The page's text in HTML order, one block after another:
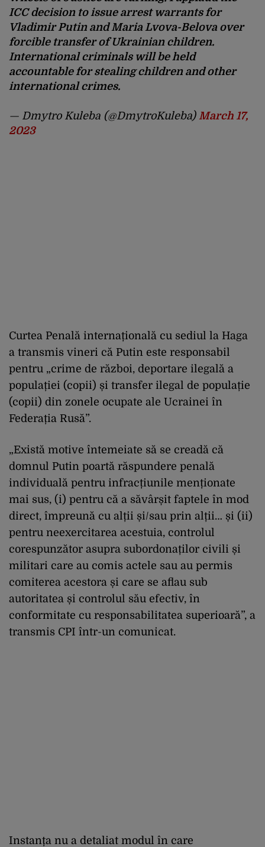
ICC decision to issue arrest warrants for
Vladimir Putin and Maria Lvova-Belova over
forcible transfer of Ukrainian children.
International criminals will be held
accountable for stealing children and other
international crimes.
— Dmytro Kuleba (@DmytroKuleba) March 17,
2023
Curtea Penală internațională cu sediul la Haga
a transmis vineri că Putin este responsabil
pentru „crime de război, deportare ilegală a
populației (copii) și transfer ilegal de populație
(copii) din zonele ocupate ale Ucrainei în
Federația Rusă”.
„Există motive întemeiate să se creadă că
domnul Putin poartă răspundere penală
individuală pentru infracțiunile menționate
mai sus, (i) pentru că a săvârșit faptele în mod
direct, împreună cu alții și/sau prin alții… și (ii)
pentru neexercitarea acestuia, controlul
corespunzător asupra subordonaților civili și
militari care au comis actele sau au permis
comiterea acestora și care se aflau sub
autoritatea și controlul său efectiv, în
conformitate cu responsabilitatea superioară”, a
transmis CPI într-un comunicat.
Instanța nu a detaliat modul în care